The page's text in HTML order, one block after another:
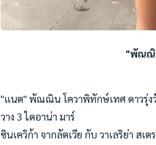
"พัณณิ
"แนต" พัณณิน โควาพิทักษ์เทศ ดาวรุ่ง
วาง 3 ไดอาน่า มาร์
ซินเควิก้า จากลัตเวีย กับ วาเลริย่า สเ